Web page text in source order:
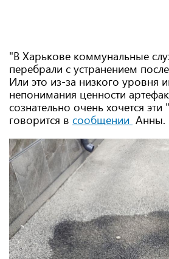
"В Харькове коммунальные
перебрали с устранением
Или это из-за низкого уровня
непонимания ценности
сознательно очень хочется
говорится в сообщении Анны.